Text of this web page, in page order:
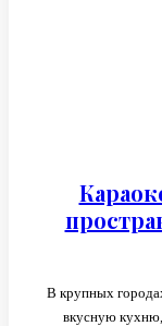
В крупных
вкусную